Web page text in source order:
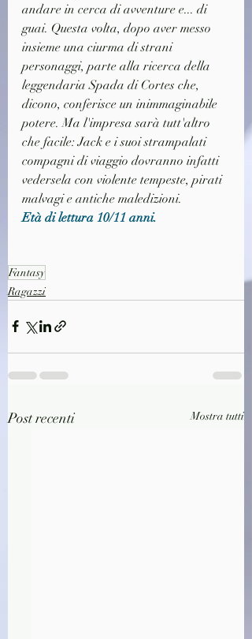
andare in cerca di avventure e... di
guai. Questa volta, dopo aver messo
insieme una ciurma di strani
personaggi, parte alla ricerca della
leggendaria Spada di Cortes che,
dicono, conferisce un inimmaginabile
potere. Ma l'impresa sarà tutt'altro
che facile: Jack e i suoi strampalati
compagni di viaggio dovranno infatti
vedersela con violente tempeste, pirati
malvagi e antiche maledizioni.
Età di lettura 10/11 anni.
Fantasy
Ragazzi
Post recenti Mostra tutti